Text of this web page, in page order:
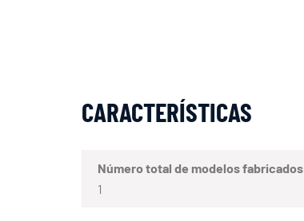
CARACTERÍSTICAS
Número total de modelos fabricados
1